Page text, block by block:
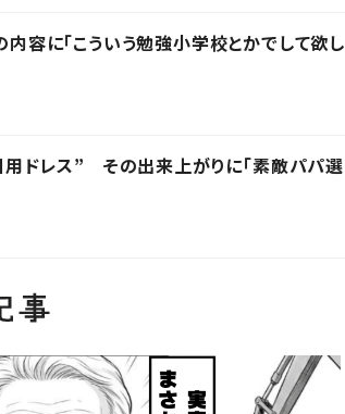
に「こういう勉強小学校とかでして欲し
ドレス” その出来上がりに「素敵パパ選